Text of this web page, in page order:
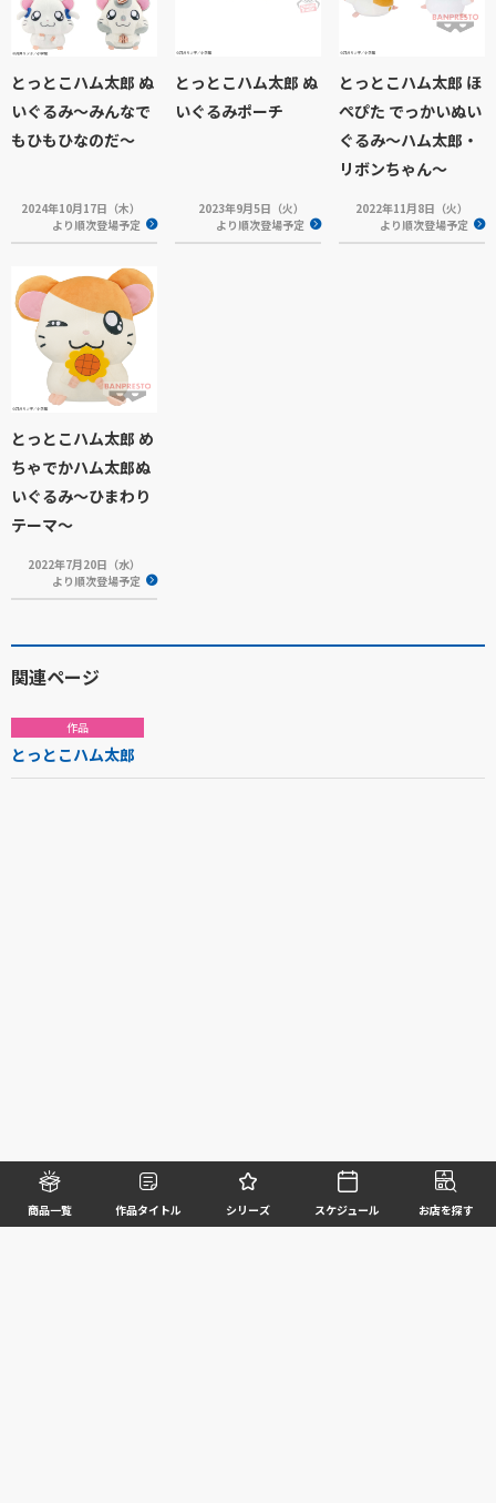
商品一覧 作品タイトル シリーズ スケジュール お店を探す
とっとこハム太郎 ぬ
いぐるみ～みんなで
もひもひなのだ～
2024年10月17日（木）
より順次登場予定
とっとこハム太郎 ぬ
いぐるみポーチ
2023年9月5日（火）
より順次登場予定
とっとこハム太郎 ほ
ぺぴた でっかいぬい
ぐるみ～ハム太郎・
リボンちゃん～
2022年11月8日（火）
より順次登場予定
とっとこハム太郎 め
ちゃでかハム太郎ぬ
いぐるみ～ひまわり
テーマ～
2022年7月20日（水）
より順次登場予定
関連ページ
作品
とっとこハム太郎